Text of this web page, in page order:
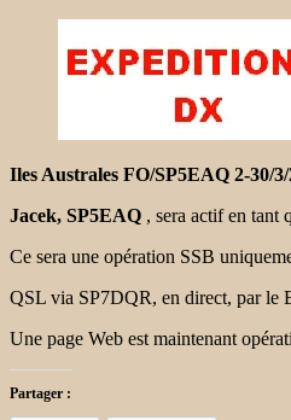
Iles Australes FO/SP5EAQ 2-30/3/
Jacek, SP5EAQ , sera actif en tant
Ce sera une opération SSB
QSL via SP7DQR, en direct, par
Une page Web est maintenant
Partager :